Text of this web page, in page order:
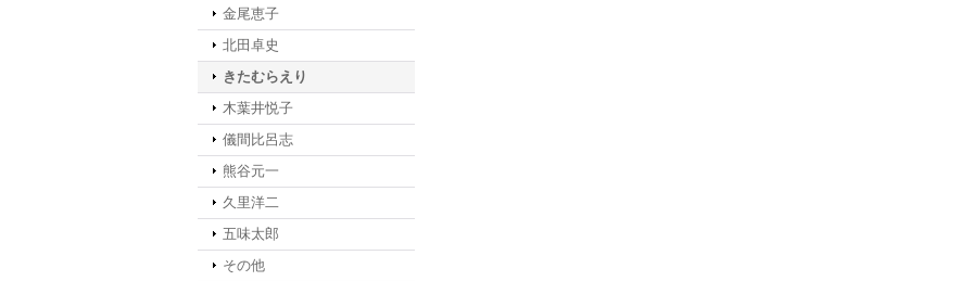
金尾恵子
北田卓史
きたむらえり
木葉井悦子
儀間比呂志
熊谷元一
久里洋二
五味太郎
その他